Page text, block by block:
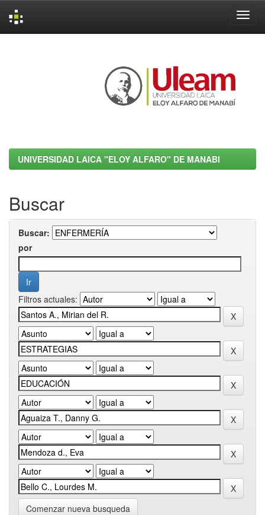
UNIVERSIDAD LAICA "ELOY ALFARO" DE MANABI
Buscar
Buscar:
por
Filtros actuales:
Comenzar nueva busqueda